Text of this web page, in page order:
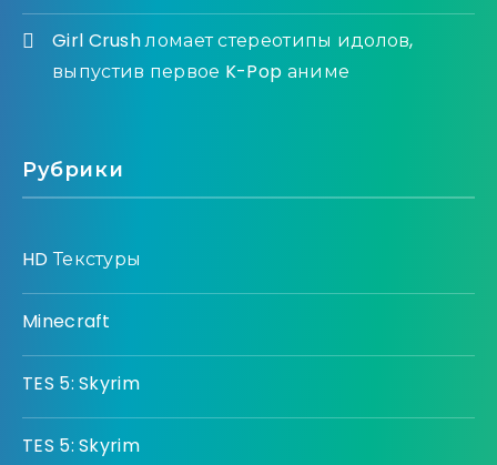
Girl Crush ломает стереотипы идолов,
выпустив первое K-Pop аниме
Рубрики
HD Текстуры
Minecraft
TES 5: Skyrim
TES 5: Skyrim